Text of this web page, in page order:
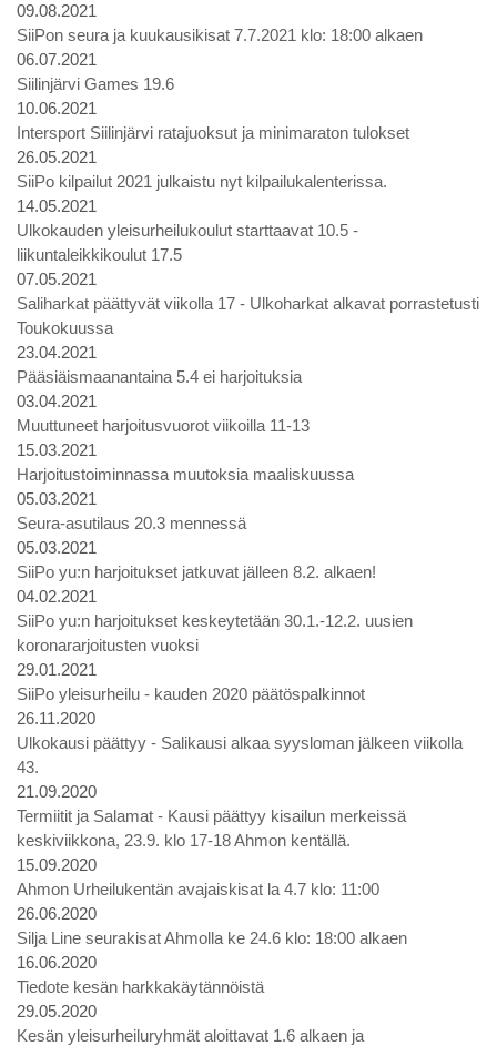
09.08.2021
SiiPon seura ja kuukausikisat 7.7.2021 klo: 18:00 alkaen
06.07.2021
Siilinjärvi Games 19.6
10.06.2021
Intersport Siilinjärvi ratajuoksut ja minimaraton tulokset
26.05.2021
SiiPo kilpailut 2021 julkaistu nyt kilpailukalenterissa.
14.05.2021
Ulkokauden yleisurheilukoulut starttaavat 10.5 -
liikuntaleikkikoulut 17.5
07.05.2021
Saliharkat päättyvät viikolla 17 - Ulkoharkat alkavat porrastetusti
Toukokuussa
23.04.2021
Pääsiäismaanantaina 5.4 ei harjoituksia
03.04.2021
Muuttuneet harjoitusvuorot viikoilla 11-13
15.03.2021
Harjoitustoiminnassa muutoksia maaliskuussa
05.03.2021
Seura-asutilaus 20.3 mennessä
05.03.2021
SiiPo yu:n harjoitukset jatkuvat jälleen 8.2. alkaen!
04.02.2021
SiiPo yu:n harjoitukset keskeytetään 30.1.-12.2. uusien
koronararjoitusten vuoksi
29.01.2021
SiiPo yleisurheilu - kauden 2020 päätöspalkinnot
26.11.2020
Ulkokausi päättyy - Salikausi alkaa syysloman jälkeen viikolla
43.
21.09.2020
Termiitit ja Salamat - Kausi päättyy kisailun merkeissä
keskiviikkona, 23.9. klo 17-18 Ahmon kentällä.
15.09.2020
Ahmon Urheilukentän avajaiskisat la 4.7 klo: 11:00
26.06.2020
Silja Line seurakisat Ahmolla ke 24.6 klo: 18:00 alkaen
16.06.2020
Tiedote kesän harkkakäytännöistä
29.05.2020
Kesän yleisurheiluryhmät aloittavat 1.6 alkaen ja